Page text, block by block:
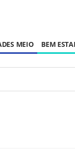
MEIO BEM